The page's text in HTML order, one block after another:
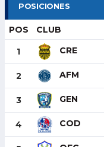
POSICIONES
POS CLUB
1 CRE
2 AFM
3 GEN
4 COD